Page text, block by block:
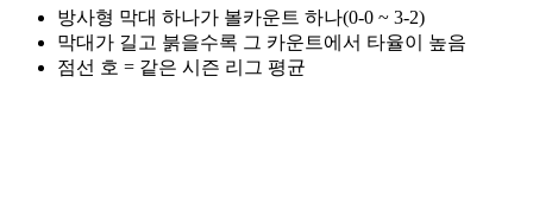
방사형 막대 하나가 볼카운트 하나(0-0 ~ 3-2)
막대가 길고 붉을수록 그 카운트에서 타율이 높음
점선 호 = 같은 시즌 리그 평균